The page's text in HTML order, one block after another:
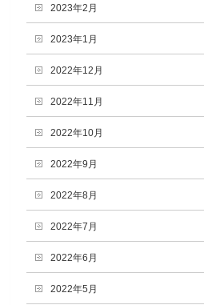
2023年2月
2023年1月
2022年12月
2022年11月
2022年10月
2022年9月
2022年8月
2022年7月
2022年6月
2022年5月